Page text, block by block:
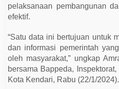
n
e
r
t
a
T
r
a
n
pelaksanaan pembangunan
efektif.
“Satu data ini bertujuan untuk
dan informasi pemerintah
oleh masyarakat,” ungkap
bersama Bappeda,
Kota Kendari, Rabu (22/1/2024).